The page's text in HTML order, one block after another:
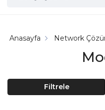
Anasayfa Network
Filtrele